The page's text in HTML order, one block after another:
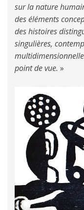
sur la nature
des éléments
des histoires
singulières,
point de vue. »